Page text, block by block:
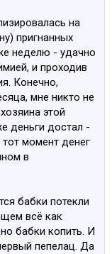
на
пригнанных
неделю - удачно
и проходив
Конечно,
мне никто не
этой
деньги достал -
тот момент денег
в
бабки потекли
всё как
бабки копить. И
пепелац. Да